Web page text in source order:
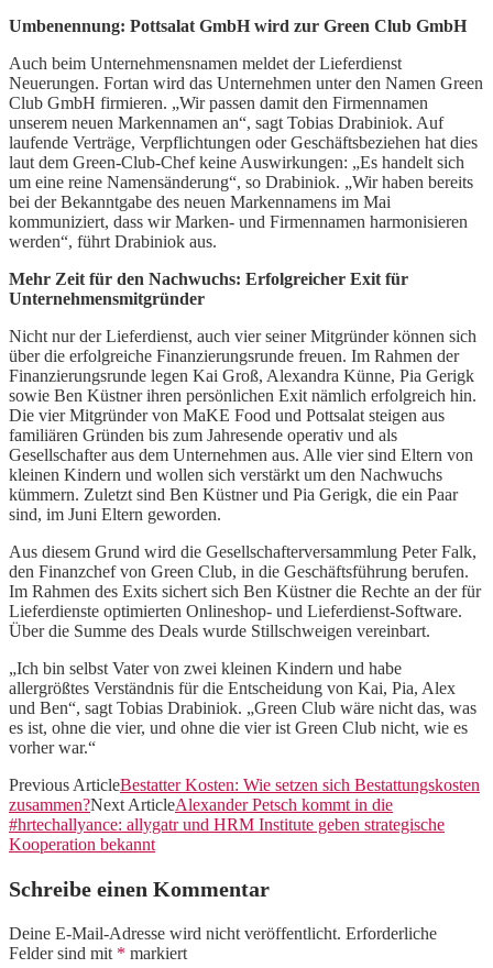
Umbenennung: Pottsalat GmbH wird zur Green Club GmbH
Auch beim Unternehmensnamen meldet der Lieferdienst
Neuerungen. Fortan wird das Unternehmen unter den Namen Green
Club GmbH firmieren. „Wir passen damit den Firmennamen
unserem neuen Markennamen an“, sagt Tobias Drabiniok. Auf
laufende Verträge, Verpflichtungen oder Geschäftsbeziehen hat dies
laut dem Green-Club-Chef keine Auswirkungen: „Es handelt sich
um eine reine Namensänderung“, so Drabiniok. „Wir haben bereits
bei der Bekanntgabe des neuen Markennamens im Mai
kommuniziert, dass wir Marken- und Firmennamen harmonisieren
werden“, führt Drabiniok aus.
Mehr Zeit für den Nachwuchs: Erfolgreicher Exit für
Unternehmensmitgründer
Nicht nur der Lieferdienst, auch vier seiner Mitgründer können sich
über die erfolgreiche Finanzierungsrunde freuen. Im Rahmen der
Finanzierungsrunde legen Kai Groß, Alexandra Künne, Pia Gerigk
sowie Ben Küstner ihren persönlichen Exit nämlich erfolgreich hin.
Die vier Mitgründer von MaKE Food und Pottsalat steigen aus
familiären Gründen bis zum Jahresende operativ und als
Gesellschafter aus dem Unternehmen aus. Alle vier sind Eltern von
kleinen Kindern und wollen sich verstärkt um den Nachwuchs
kümmern. Zuletzt sind Ben Küstner und Pia Gerigk, die ein Paar
sind, im Juni Eltern geworden.
Aus diesem Grund wird die Gesellschafterversammlung Peter Falk,
den Finanzchef von Green Club, in die Geschäftsführung berufen.
Im Rahmen des Exits sichert sich Ben Küstner die Rechte an der für
Lieferdienste optimierten Onlineshop- und Lieferdienst-Software.
Über die Summe des Deals wurde Stillschweigen vereinbart.
„Ich bin selbst Vater von zwei kleinen Kindern und habe
allergrößtes Verständnis für die Entscheidung von Kai, Pia, Alex
und Ben“, sagt Tobias Drabiniok. „Green Club wäre nicht das, was
es ist, ohne die vier, und ohne die vier ist Green Club nicht, wie es
vorher war.“
Previous ArticleBestatter Kosten: Wie setzen sich Bestattungskosten
zusammen?Next ArticleAlexander Petsch kommt in die
#hrtechallyance: allygatr und HRM Institute geben strategische
Kooperation bekannt
Schreibe einen Kommentar
Deine E-Mail-Adresse wird nicht veröffentlicht. Erforderliche
Felder sind mit * markiert